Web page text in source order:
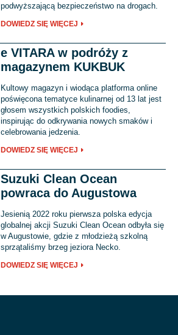
podwyższającą bezpieczeństwo na drogach.
DOWIEDZ SIĘ WIĘCEJ
e VITARA w podróży z
magazynem KUKBUK
Kultowy magazyn i wiodąca platforma online
poświęcona tematyce kulinarnej od 13 lat jest
głosem wszystkich polskich foodies,
inspirując do odkrywania nowych smaków i
celebrowania jedzenia.
DOWIEDZ SIĘ WIĘCEJ
Suzuki Clean Ocean
powraca do Augustowa
Jesienią 2022 roku pierwsza polska edycja
globalnej akcji Suzuki Clean Ocean odbyła się
w Augustowie, gdzie z młodzieżą szkolną
sprzątaliśmy brzeg jeziora Necko.
DOWIEDZ SIĘ WIĘCEJ